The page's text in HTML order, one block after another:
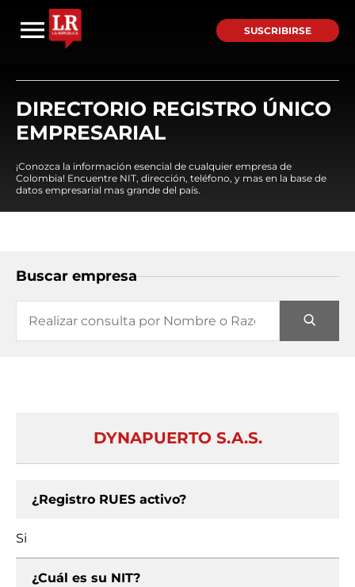
SUSCRIBIRSE
DIRECTORIO REGISTRO ÚNICO
EMPRESARIAL
¡Conozca la información esencial de cualquier empresa de
Colombia! Encuentre NIT, dirección, teléfono, y mas en la base de
datos empresarial mas grande del país.
Buscar empresa
DYNAPUERTO S.A.S.
¿Registro RUES activo?
Si
¿Cuál es su NIT?